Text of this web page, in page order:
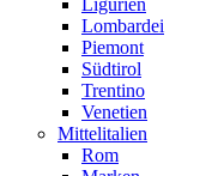
Ligurien
Lombardei
Piemont
Südtirol
Trentino
Venetien
Mittelitalien
Rom